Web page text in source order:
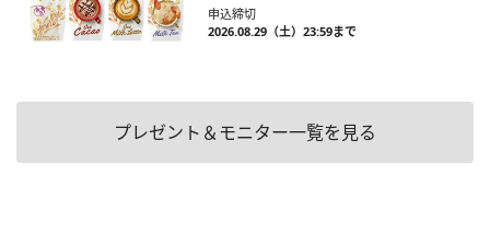
申込締切
2026.08.29（土）23:59まで
プレゼント＆モニター一覧を見る